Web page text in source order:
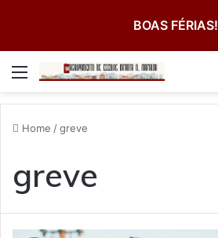
BOAS FÉRIAS!
Menu
Home /greve
greve